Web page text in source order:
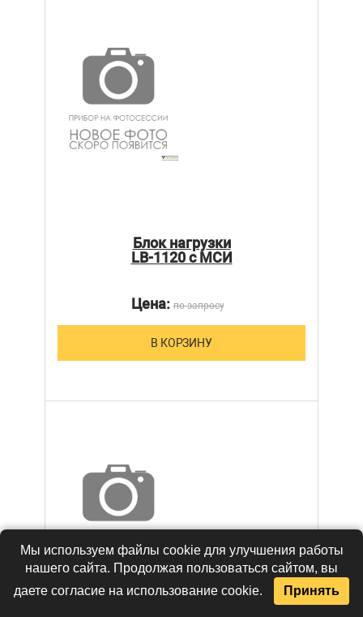
Блок нагрузки
LB-1120 с МСИ
Цена:по запросу
В КОРЗИНУ
Мы используем файлы cookie для улучшения работы
нашего сайта. Продолжая пользоваться сайтом, вы
даете согласие на использование cookie.
Принять